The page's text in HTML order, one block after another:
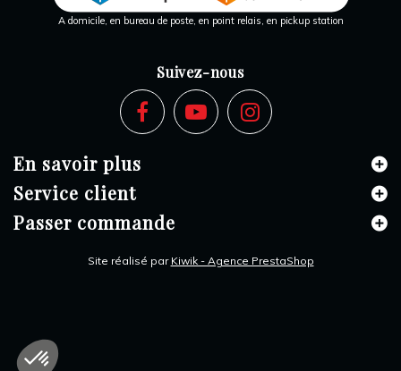
A domicile, en bureau de poste, en point relais, en pickup station
Suivez-nous
En savoir plus
Service client
Passer commande
Site réalisé par Kiwik - Agence PrestaShop